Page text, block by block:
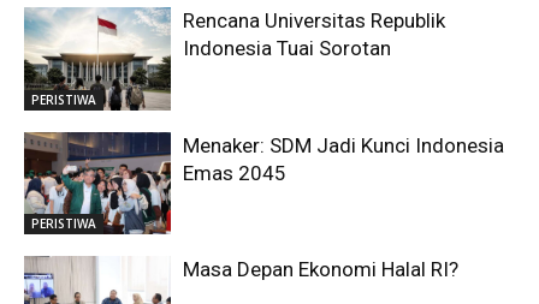
PERISTIWA
Rencana Universitas Republik
Indonesia Tuai Sorotan
PERISTIWA
Menaker: SDM Jadi Kunci Indonesia
Emas 2045
Masa Depan Ekonomi Halal RI?